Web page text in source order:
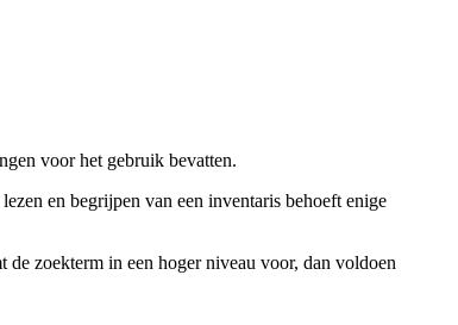
voor het gebruik bevatten.
en begrijpen van een inventaris behoeft enige
zoekterm in een hoger niveau voor, dan voldoen